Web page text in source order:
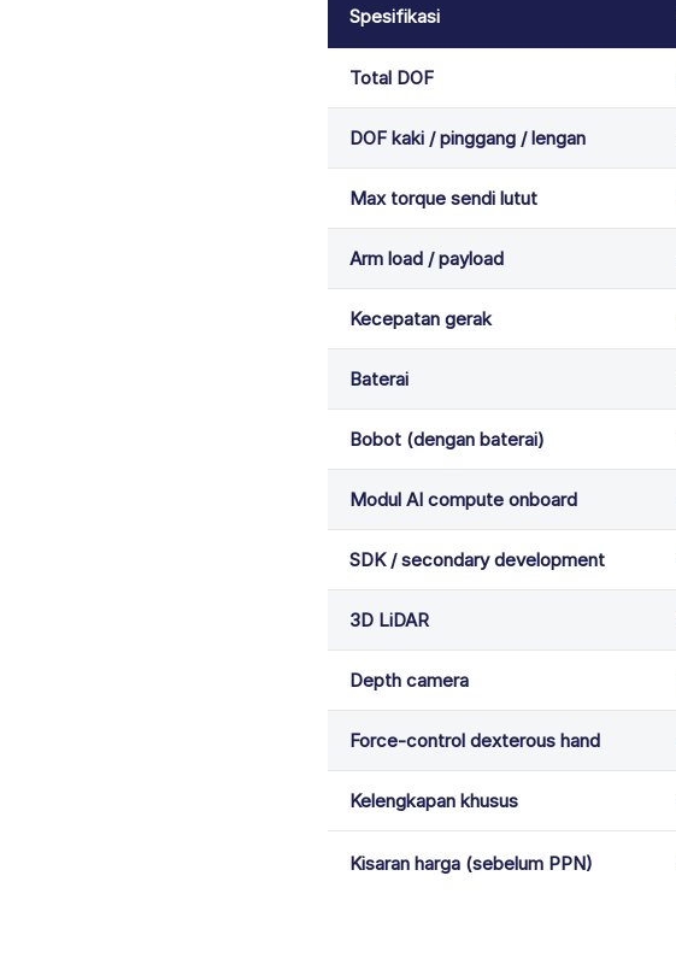
Spesifikasi
Total DOF
DOF kaki / pinggang / lengan
Max torque sendi lutut
Arm load / payload
Kecepatan gerak
Baterai
Bobot (dengan baterai)
Modul AI compute onboard
SDK / secondary development
3D LiDAR
Depth camera
Force-control dexterous hand
Kelengkapan khusus
Kisaran harga (sebelum PPN)